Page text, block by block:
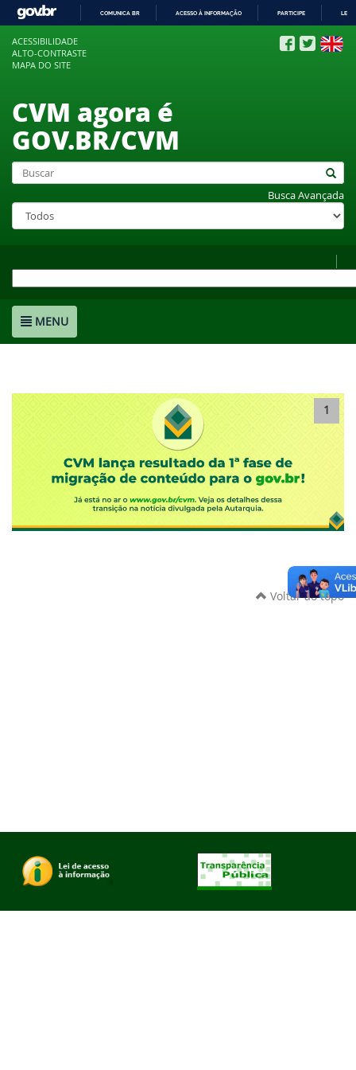
COMUNICA BR ACESSO À INFORMAÇÃO PARTICIPE
ACESSIBILIDADE
ALTO-CONTRASTE
MAPA DO SITE
CVM agora é
GOV.BR/CVM
Busca Avançada
MENU
1
Voltar ao topo